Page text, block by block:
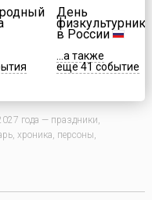
День
физкультурника
в России
...а также
еще 41 событие
года — праздники,
хроника, персоны,